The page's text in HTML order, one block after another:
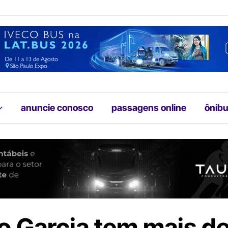
anuncie conosco passagens online